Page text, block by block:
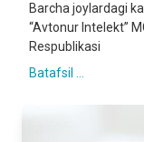
Barcha joylardagi
“Avtonur Intelekt”
Respublikasi
Batafsil ...